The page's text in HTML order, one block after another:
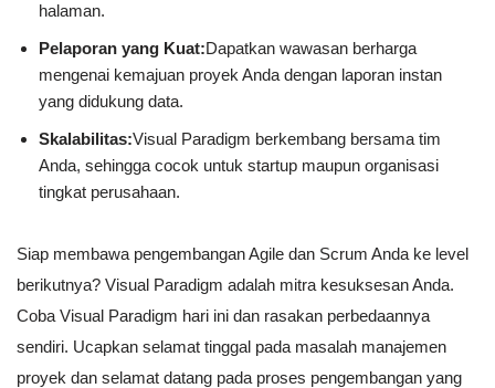
halaman.
Pelaporan yang Kuat:Dapatkan wawasan berharga
mengenai kemajuan proyek Anda dengan laporan instan
yang didukung data.
Skalabilitas:Visual Paradigm berkembang bersama tim
Anda, sehingga cocok untuk startup maupun organisasi
tingkat perusahaan.
Siap membawa pengembangan Agile dan Scrum Anda ke level
berikutnya? Visual Paradigm adalah mitra kesuksesan Anda.
Coba Visual Paradigm hari ini dan rasakan perbedaannya
sendiri. Ucapkan selamat tinggal pada masalah manajemen
proyek dan selamat datang pada proses pengembangan yang